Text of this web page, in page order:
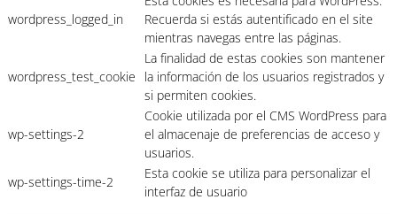
wordpress_logged_in
Recuerda si estás autentificado en el site
mientras navegas entre las páginas.
wordpress_test_cookie
La finalidad de estas cookies son mantener
la información de los usuarios registrados y
si permiten cookies.
wp-settings-2
Cookie utilizada por el CMS WordPress para
el almacenaje de preferencias de acceso y
usuarios.
wp-settings-time-2
Esta cookie se utiliza para personalizar el
interfaz de usuario